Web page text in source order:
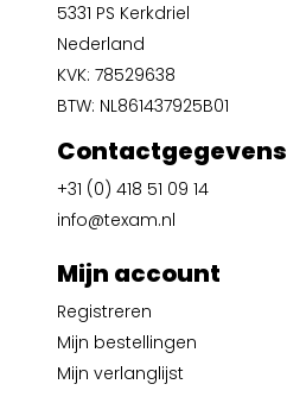
5331 PS Kerkdriel
Nederland
KVK: 78529638
BTW: NL861437925B01
Contactgegevens
+31 (0) 418 51 09 14
info@texam.nl
Mijn account
Registreren
Mijn bestellingen
Mijn verlanglijst